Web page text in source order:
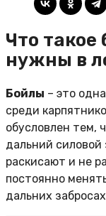
Что такое
нужны в
Бойлы – это
среди
обусловлен тем,
дальний силовой
раскисают и не
постоянно
дальних